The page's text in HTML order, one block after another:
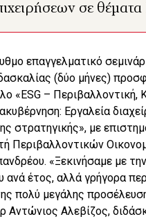
σε
επαγγελματικό
(δύο μήνες)
«ESG – Περιβαλλοντική,
Εργαλεία
στρατηγικής», με
Περιβαλλοντικών
«Ξεκινήσαμε με
ανά έτος, αλλά γρήγορα
πολύ μεγάλης
Αντώνιος Αλεβίζος,